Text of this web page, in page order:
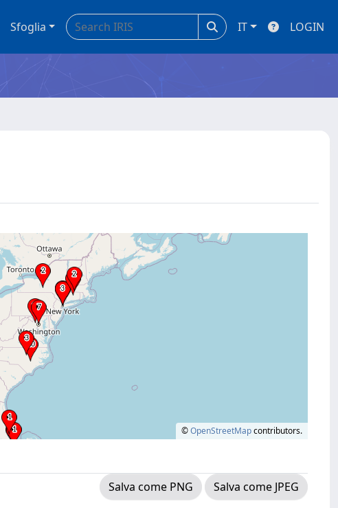
Sfoglia IT LOGIN
©OpenStreetMapcontributors.
Salva come PNG
Salva come JPEG